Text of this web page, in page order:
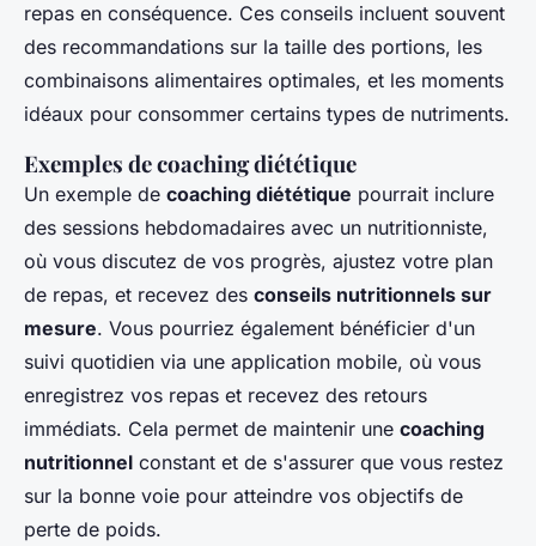
repas en conséquence. Ces conseils incluent souvent
des recommandations sur la taille des portions, les
combinaisons alimentaires optimales, et les moments
idéaux pour consommer certains types de nutriments.
Exemples de coaching diététique
Un exemple de coaching diététique pourrait inclure
des sessions hebdomadaires avec un nutritionniste,
où vous discutez de vos progrès, ajustez votre plan
de repas, et recevez des conseils nutritionnels sur
mesure. Vous pourriez également bénéficier d'un
suivi quotidien via une application mobile, où vous
enregistrez vos repas et recevez des retours
immédiats. Cela permet de maintenir une coaching
nutritionnel constant et de s'assurer que vous restez
sur la bonne voie pour atteindre vos objectifs de
perte de poids.